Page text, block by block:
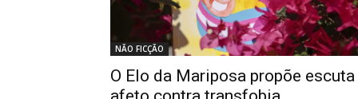
NÃO FICÇÃO
O Elo da Mariposa propõe escuta